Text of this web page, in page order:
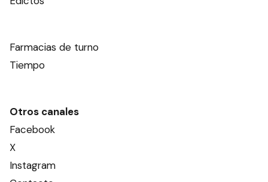
Farmacias de turno
Tiempo
Otros canales
Facebook
X
Instagram